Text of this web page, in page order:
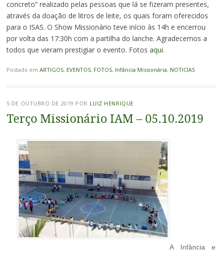
concreto” realizado pelas pessoas que lá se fizeram presentes,
através da doação de litros de leite, os quais foram oferecidos
para o ISAS. O Show Missionário teve início às 14h e encerrou
por volta das 17:30h com a partilha do lanche. Agradecemos a
todos que vieram prestigiar o evento. Fotos aqui.
Postado em ARTIGOS, EVENTOS, FOTOS, Infância Missionária, NOTICIAS
5 DE OUTUBRO DE 2019 POR LUIZ HENRIQUE
Terço Missionário IAM – 05.10.2019
A Infância e